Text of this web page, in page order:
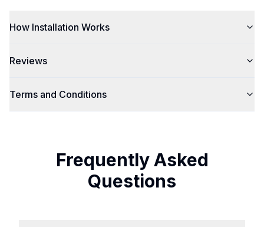
How Installation Works
Reviews
Terms and Conditions
Frequently Asked
Questions